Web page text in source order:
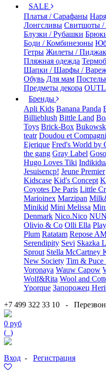
SALE
Платья / Сарафаны
Лонгсливы Свитшоты /
Блузки / Рубашки
Боди / Комбинезоны
Гетры Жилеты /
Пляжная одежда
Шапки / Шарфы /
Обувь Для мам
Предметы декора
Бренды
Apli Kids Banana Panda
Billieblush Bittle Land
Toys Brick-Box
teatr Doudou et
Ejerique Fred's World by
the gang Gray Label
Hugo Loves Tiki
Jesuisencp! Jeune Premier
Kidscase Kid's Concept
Coyotes De Paris Little
Marioinex Marzipan
Minikid Mini Melissa
Denmark Nico.Nico
Olivio & Co Olli Ella
Plum Ratatam Repose
Serendipity Sevi Skazka
Sprout Stella McCartney
New Society Tim & Puce
Voronaya Wauw Capow
Wolf&Rita Wool and
Yporque Запорожец
+7 499 322 33 10 -
0 руб
( )
Вход - Регистрация